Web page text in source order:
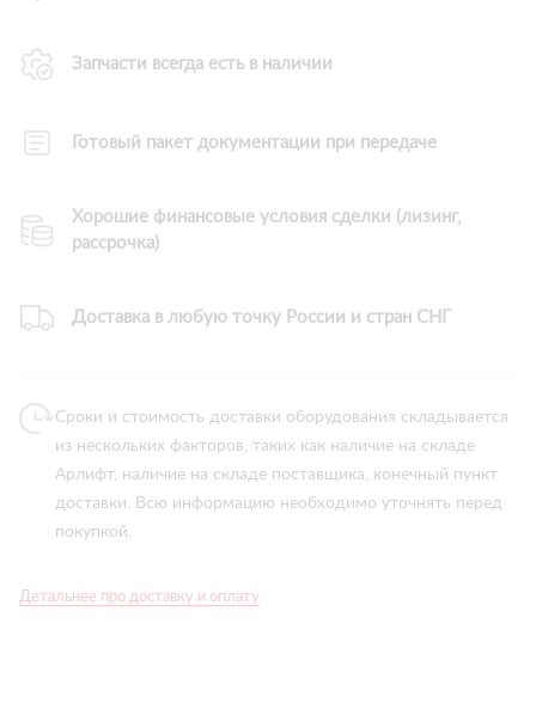
Запчасти всегда есть в наличии
Готовый пакет документации при передаче
Хорошие финансовые условия сделки (лизинг,
рассрочка)
Доставка в любую точку России и стран СНГ
Сроки и стоимость доставки оборудования складывается
из нескольких факторов, таких как наличие на складе
Арлифт, наличие на складе поставщика, конечный пункт
доставки. Всю информацию необходимо уточнять перед
покупкой.
Детальнее про доставку и оплату